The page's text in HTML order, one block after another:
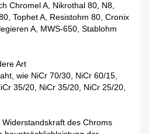
Chromel A, Nikrothal 80, N8,
Tophet A, Resistohm 80, Cronix
A, MWS-650, Stablohm
Art
wie NiCr 70/30, NiCr 60/15,
35/20, NiCr 35/20, NiCr 25/20,
des Chroms